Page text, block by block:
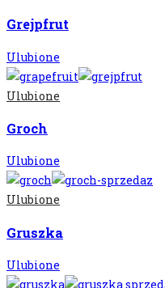
Grejpfrut
Ulubione
Ulubione
Groch
Ulubione
Ulubione
Gruszka
Ulubione